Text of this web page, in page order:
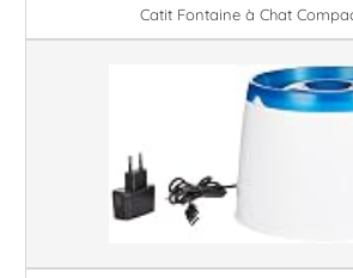
Catit Fontaine à Chat